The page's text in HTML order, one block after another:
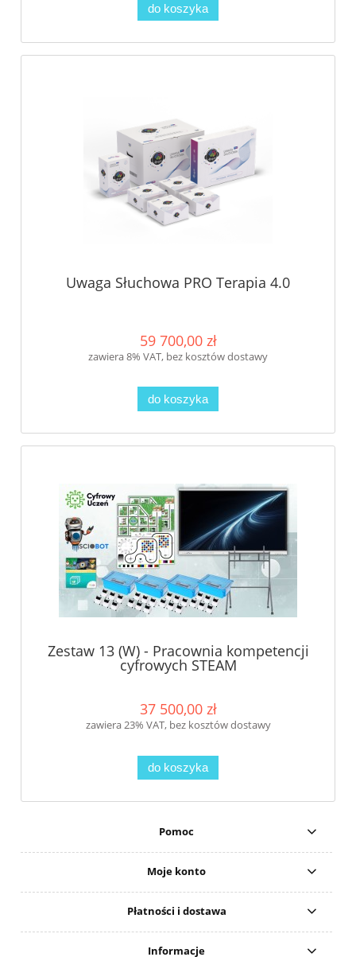
do koszyka
Uwaga Słuchowa PRO Terapia 4.0
59 700,00 zł
zawiera 8% VAT, bez kosztów dostawy
do koszyka
Zestaw 13 (W) - Pracownia kompetencji
cyfrowych STEAM
37 500,00 zł
zawiera 23% VAT, bez kosztów dostawy
do koszyka
Pomoc
Moje konto
Płatności i dostawa
Informacje